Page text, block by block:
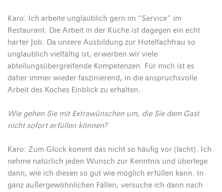
Karo: Ich arbeite unglaublich gern im “Service” im
Restaurant. Die Arbeit in der Küche ist dagegen ein echt
harter Job. Da unsere Ausbildung zur Hotelfachfrau so
unglaublich vielfältig ist, erwerben wir viele
abteilungsübergreifende Kompetenzen. Für mich ist es
daher immer wieder faszinierend, in die anspruchsvolle
Arbeit des Koches Einblick zu erhalten.
Wie gehen Sie mit Extrawünschen um, die Sie dem Gast
nicht sofort erfüllen können?
Karo: Zum Glück kommt das nicht so häufig vor (lacht). Ich
nehme natürlich jeden Wunsch zur Kenntnis und überlege
dann, wie ich diesen so gut wie möglich erfüllen kann. In
ganz außergewöhnlichen Fällen, versuche ich dann nach